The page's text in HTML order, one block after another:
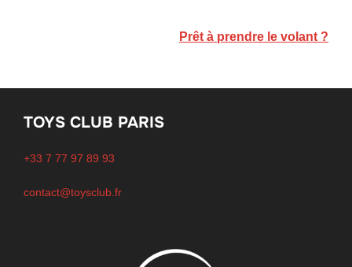
Prêt à prendre le volant ?
TOYS CLUB PARIS
+33 7 77 97 89 93
contact@toysclub.fr